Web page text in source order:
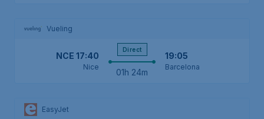
Vueling
NCE 17:40
Nice
Direct
01h 24m
19:05
Barcelona
EasyJet